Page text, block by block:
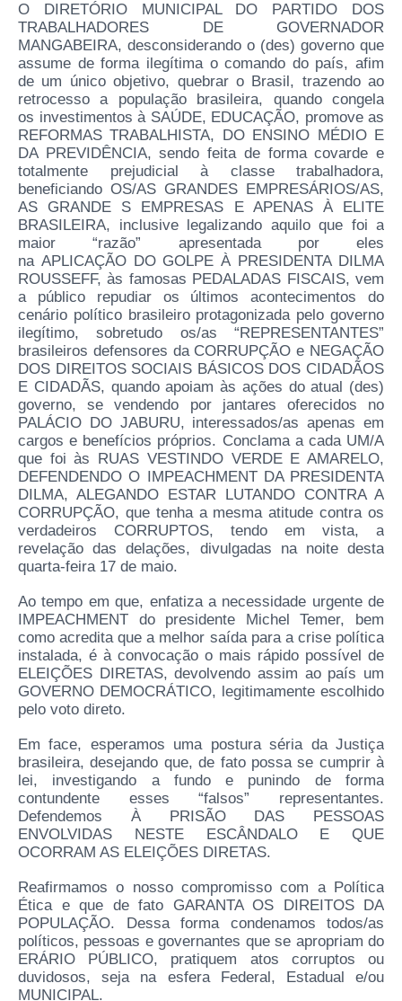
O DIRETÓRIO MUNICIPAL DO PARTIDO DOS
TRABALHADORES DE GOVERNADOR
MANGABEIRA, desconsiderando o (des) governo que
assume de forma ilegítima o comando do país, afim
de um único objetivo, quebrar o Brasil, trazendo ao
retrocesso a população brasileira, quando congela
os investimentos à SAÚDE, EDUCAÇÃO, promove as
REFORMAS TRABALHISTA, DO ENSINO MÉDIO E
DA PREVIDÊNCIA, sendo feita de forma covarde e
totalmente prejudicial à classe trabalhadora,
beneficiando OS/AS GRANDES EMPRESÁRIOS/AS,
AS GRANDE S EMPRESAS E APENAS À ELITE
BRASILEIRA, inclusive legalizando aquilo que foi a
maior “razão” apresentada por eles
na APLICAÇÃO DO GOLPE À PRESIDENTA DILMA
ROUSSEFF, às famosas PEDALADAS FISCAIS, vem
a público repudiar os últimos acontecimentos do
cenário político brasileiro protagonizada pelo governo
ilegítimo, sobretudo os/as “REPRESENTANTES”
brasileiros defensores da CORRUPÇÃO e NEGAÇÃO
DOS DIREITOS SOCIAIS BÁSICOS DOS CIDADÃOS
E CIDADÃS, quando apoiam às ações do atual (des)
governo, se vendendo por jantares oferecidos no
PALÁCIO DO JABURU, interessados/as apenas em
cargos e benefícios próprios. Conclama a cada UM/A
que foi às RUAS VESTINDO VERDE E AMARELO,
DEFENDENDO O IMPEACHMENT DA PRESIDENTA
DILMA, ALEGANDO ESTAR LUTANDO CONTRA A
CORRUPÇÃO, que tenha a mesma atitude contra os
verdadeiros CORRUPTOS, tendo em vista, a
revelação das delações, divulgadas na noite desta
quarta-feira 17 de maio.
Ao tempo em que, enfatiza a necessidade urgente de
IMPEACHMENT do presidente Michel Temer, bem
como acredita que a melhor saída para a crise política
instalada, é à convocação o mais rápido possível de
ELEIÇÕES DIRETAS, devolvendo assim ao país um
GOVERNO DEMOCRÁTICO, legitimamente escolhido
pelo voto direto.
Em face, esperamos uma postura séria da Justiça
brasileira, desejando que, de fato possa se cumprir à
lei, investigando a fundo e punindo de forma
contundente esses “falsos” representantes.
Defendemos À PRISÃO DAS PESSOAS
ENVOLVIDAS NESTE ESCÂNDALO E QUE
OCORRAM AS ELEIÇÕES DIRETAS.
Reafirmamos o nosso compromisso com a Política
Ética e que de fato GARANTA OS DIREITOS DA
POPULAÇÃO. Dessa forma condenamos todos/as
políticos, pessoas e governantes que se apropriam do
ERÁRIO PÚBLICO, pratiquem atos corruptos ou
duvidosos, seja na esfera Federal, Estadual e/ou
MUNICIPAL.